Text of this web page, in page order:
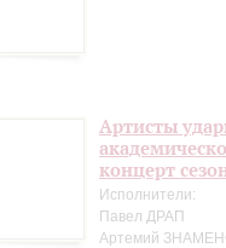
Артисты
концерт
Исполнители:
Павел ДРАП
Артемий